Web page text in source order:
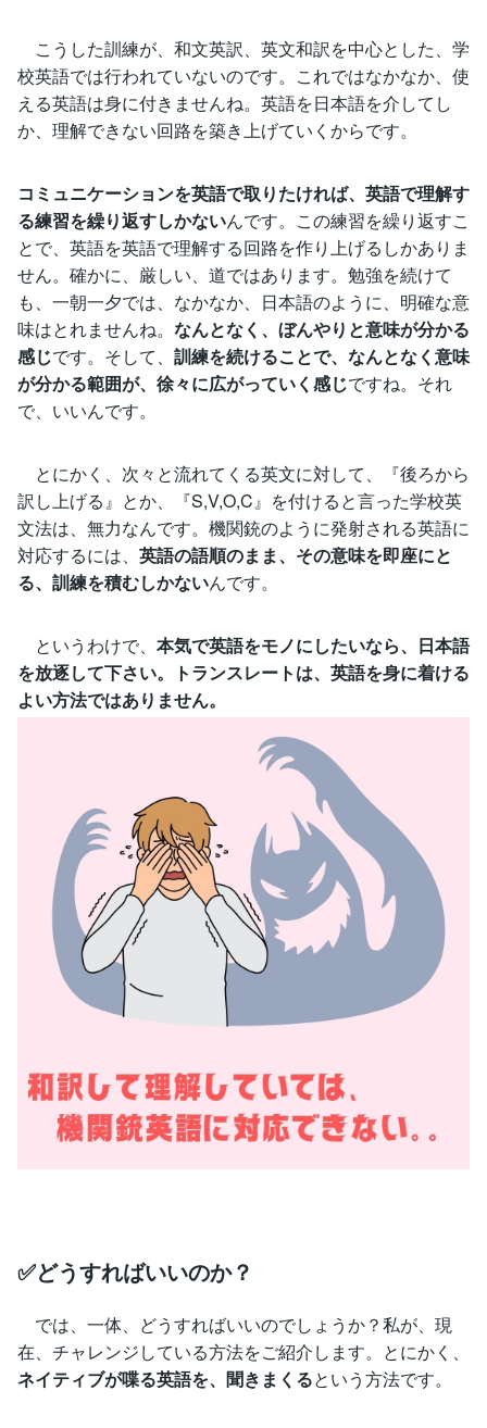
こうした訓練が、和文英訳、英文和訳を中心とした、学
校英語では行われていないのです。これではなかなか、使
える英語は身に付きませんね。英語を日本語を介してし
か、理解できない回路を築き上げていくからです。
コミュニケーションを英語で取りたければ、英語で理解す
る練習を繰り返すしかないんです。この練習を繰り返すこ
とで、英語を英語で理解する回路を作り上げるしかありま
せん。確かに、厳しい、道ではあります。勉強を続けて
も、一朝一夕では、なかなか、日本語のように、明確な意
味はとれませんね。 なんとなく、ぼんやりと意味が分かる
感じです。そして、 訓練を続けることで、なんとなく意味
が分かる範囲が、徐々に広がっていく感じですね。それ
で、いいんです。
とにかく、次々と流れてくる英文に対して、『後ろから
訳し上げる』とか、『S,V,O,C』を付けると言った学校英
文法は、無力なんです。機関銃のように発射される英語に
対応するには、 英語の語順のまま、その意味を即座にと
る、訓練を積むしかないんです。
というわけで、 本気で英語をモノにしたいなら、日本語
を放逐して下さい。トランスレートは、英語を身に着ける
よい方法ではありません。
✅どうすればいいのか？
では、一体、どうすればいいのでしょうか？私が、現
在、チャレンジしている方法をご紹介します。とにかく、
ネイティブが喋る英語を、聞きまくるという方法です。